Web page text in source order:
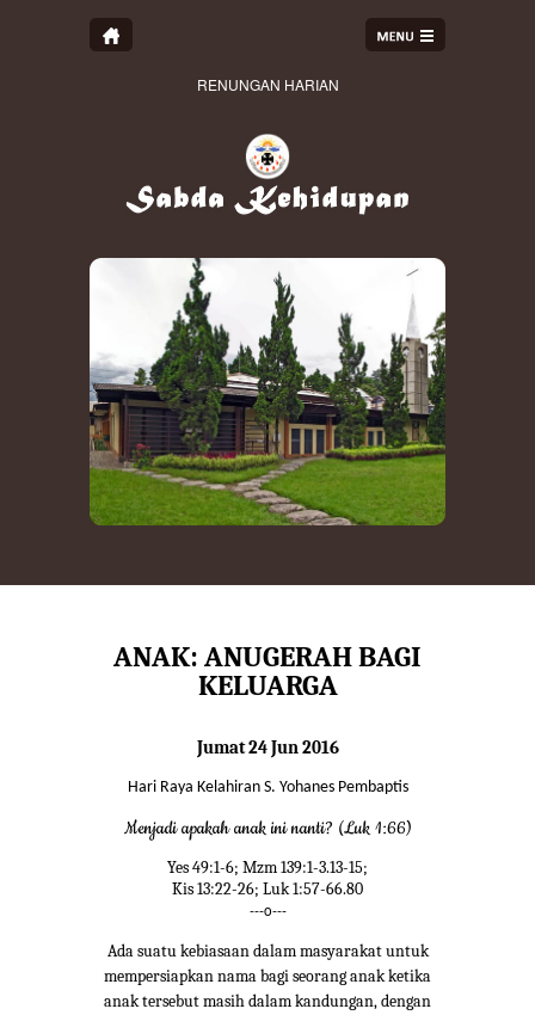
RENUNGAN HARIAN
ANAK: ANUGERAH BAGI
KELUARGA
Jumat 24 Jun 2016
Hari Raya Kelahiran S. Yohanes Pembaptis
Menjadi apakah anak ini nanti? (Luk 1:66)
Yes 49:1-6; Mzm 139:1-3.13-15;
Kis 13:22-26; Luk 1:57-66.80
---o---
Ada suatu kebiasaan dalam masyarakat untuk
mempersiapkan nama bagi seorang anak ketika
anak tersebut masih dalam kandungan, dengan